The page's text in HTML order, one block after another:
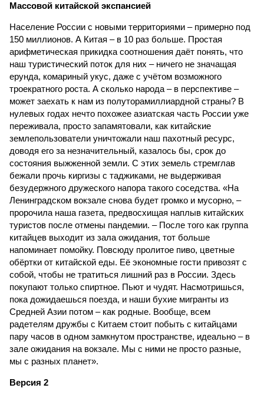
Массовой китайской экспансией
Население России с новыми территориями – примерно под
150 миллионов. А Китая – в 10 раз больше. Простая
арифметическая прикидка соотношения даёт понять, что
наш туристический поток для них – ничего не значащая
ерунда, комариный укус, даже с учётом возможного
троекратного роста. А сколько народа – в перспективе –
может заехать к нам из полуторамиллиардной страны? В
нулевых годах нечто похожее азиатская часть России уже
переживала, просто запамятовали, как китайские
землепользователи уничтожали наш пахотный ресурс,
доводя его за незначительный, казалось бы, срок до
состояния выжженной земли. С этих земель стремглав
бежали прочь киргизы с таджиками, не выдерживая
безудержного дружеского напора такого соседства. «На
Ленинградском вокзале снова будет громко и мусорно, –
пророчила наша газета, предвосхищая наплыв китайских
туристов после отмены пандемии. – После того как группа
китайцев выходит из зала ожидания, тот больше
напоминает помойку. Повсюду пролитое пиво, цветные
обёртки от китайской еды. Её экономные гости привозят с
собой, чтобы не тратиться лишний раз в России. Здесь
покупают только спиртное. Пьют и чудят. Насмотришься,
пока дожидаешься поезда, и наши бухие мигранты из
Средней Азии потом – как родные. Вообще, всем
радетелям дружбы с Китаем стоит побыть с китайцами
пару часов в одном замкнутом пространстве, идеально – в
зале ожидания на вокзале. Мы с ними не просто разные,
мы с разных планет».
Версия 2